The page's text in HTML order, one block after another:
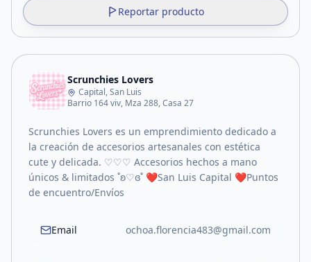
Reportar producto
Scrunchies Lovers
Capital, San Luis
Barrio 164 viv, Mza 288, Casa 27
Scrunchies Lovers es un emprendimiento dedicado a
la creación de accesorios artesanales con estética
cute y delicada. ♡♡♡ Accesorios hechos a mano
únicos & limitados ˚ʚ♡ɞ˚ ❤️San Luis Capital ❤️Puntos
de encuentro/Envíos
Email ochoa.florencia483@gmail.com